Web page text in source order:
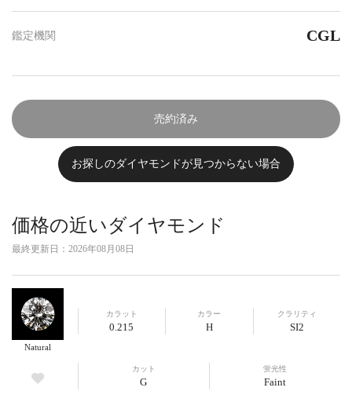
鑑定機関 CGL
売約済み
お探しのダイヤモンドが見つからない場合
価格の近いダイヤモンド
最終更新日： 2026年08月08日
Natural
カラット
0.215
カラー
H
クラリティ
SI2
カット
G
蛍光性
Faint